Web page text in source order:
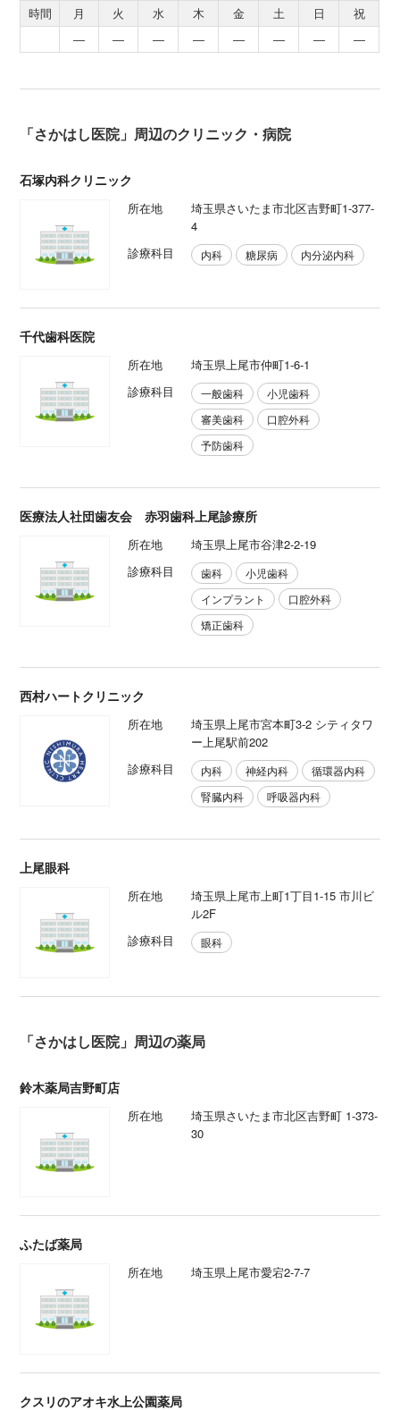
時間 月 火 水 木 金 土 日
祝
―
― ― ― ― ― ― ―
「さかはし医院」周辺のクリニック・病院
石塚内科クリニック
所在地
埼玉県さいたま市北区吉野町1-377-
4
診療科目
内科 糖尿病 内分泌内科
千代歯科医院
所在地
埼玉県上尾市仲町1-6-1
診療科目
一般歯科
小児歯科
審美歯科
口腔外科
予防歯科
医療法人社団歯友会 赤羽歯科上尾診療所
所在地
埼玉県上尾市谷津2-2-19
診療科目
歯科
小児歯科
インプラント
口腔外科
矯正歯科
西村ハートクリニック
所在地
埼玉県上尾市宮本町3-2 シティタワ
ー上尾駅前202
診療科目
内科 神経内科
循環器内科
腎臓内科
呼吸器内科
上尾眼科
所在地
埼玉県上尾市上町1丁目1-15 市川ビ
ル2F
診療科目
眼科
「さかはし医院」周辺の薬局
鈴木薬局吉野町店
所在地
埼玉県さいたま市北区吉野町 1-373-
30
ふたば薬局
所在地 埼玉県上尾市愛宕2-7-7
クスリのアオキ水上公園薬局